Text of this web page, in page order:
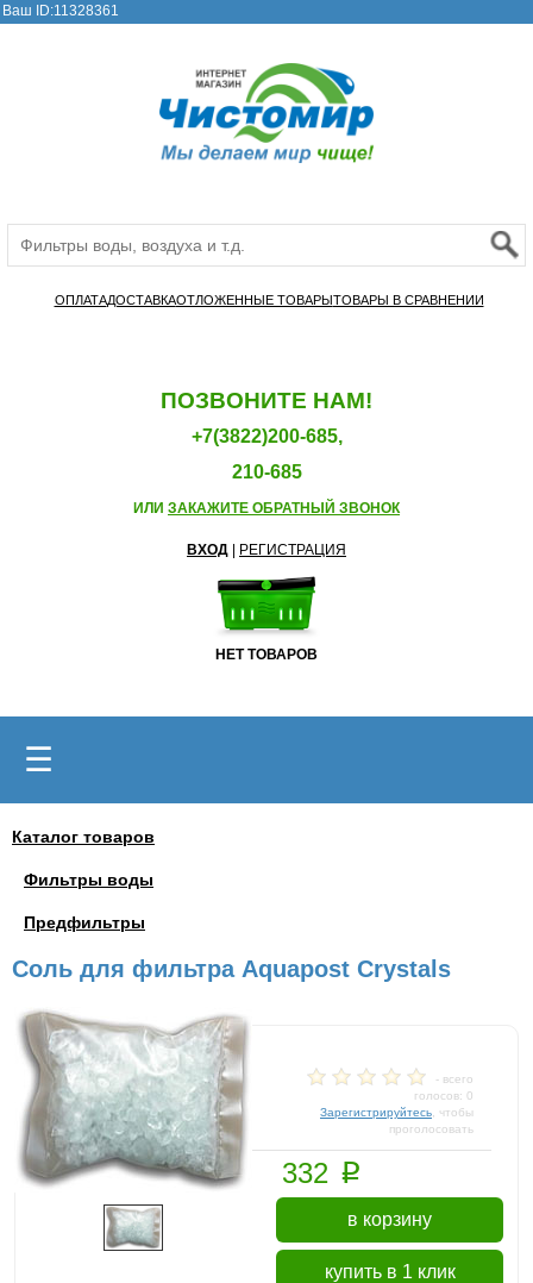
Ваш ID:11328361
ОПЛАТАДОСТАВКАОТЛОЖЕННЫЕ ТОВАРЫТОВАРЫ В СРАВНЕНИИ
ПОЗВОНИТЕ НАМ!
+7(3822)200-685,
210-685
ИЛИ ЗАКАЖИТЕ ОБРАТНЫЙ ЗВОНОК
ВХОД РЕГИСТРАЦИЯ
НЕТ ТОВАРОВ
☰
Каталог товаров
Фильтры воды
Предфильтры
Соль для фильтра Aquapost Crystals
- всего
голосов: 0
Зарегистрируйтесь , чтобы
проголосовать
332 p
в корзину
купить в 1 клик